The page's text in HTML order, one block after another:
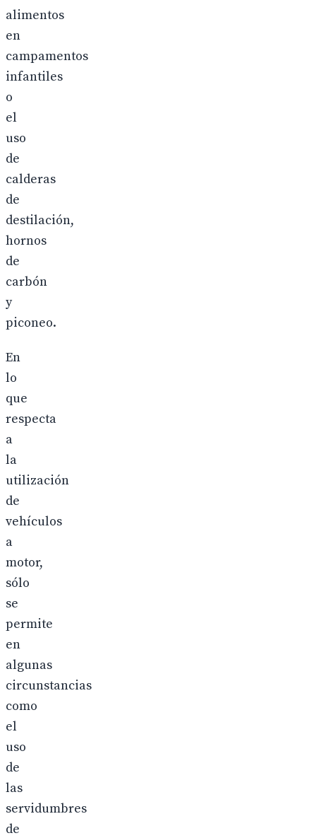
alimentos
en
campamentos
infantiles
o
el
uso
de
calderas
de
destilación,
hornos
de
carbón
y
piconeo.
En
lo
que
respecta
a
la
utilización
de
vehículos
a
motor,
sólo
se
permite
en
algunas
circunstancias
como
el
uso
de
las
servidumbres
de